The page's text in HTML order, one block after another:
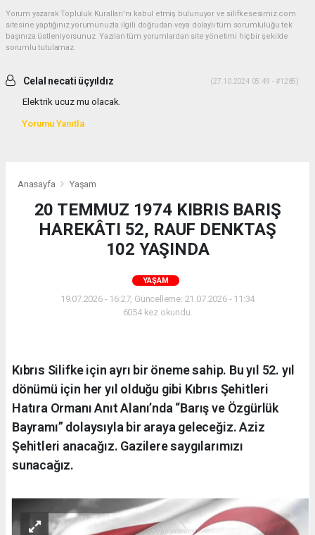
Yorum yazarak Topluluk Kuralları’nı kabul etmiş bulunuyor ve silifkesesimiz.com
sitesine yaptığınız yorumunuzla ilgili doğrudan veya dolaylı tüm sorumluluğu tek
başınıza üstleniyorsunuz. Yazılan tüm yorumlardan site yönetimi hiçbir şekilde
sorumlu tutulamaz.
Celal necati üçyıldız (27.10.2024 05:49 - #1285)
Elektrik ucuz mu olacak.
Yorumu Yanıtla
Anasayfa Yaşam
20 TEMMUZ 1974 KIBRIS BARIŞ
HAREKÂTI 52, RAUF DENKTAŞ
102 YAŞINDA
YAŞAM
19.07.2026 - 16:27, Güncelleme: 21.07.2026 - 11:34
6054 kez okundu.
Kıbrıs Silifke için ayrı bir öneme sahip. Bu yıl 52. yıl
dönümü için her yıl olduğu gibi Kıbrıs Şehitleri
Hatıra Ormanı Anıt Alanı’nda “Barış ve Özgürlük
Bayramı” dolaysıyla bir araya geleceğiz. Aziz
Şehitleri anacağız. Gazilere saygılarımızı
sunacağız.